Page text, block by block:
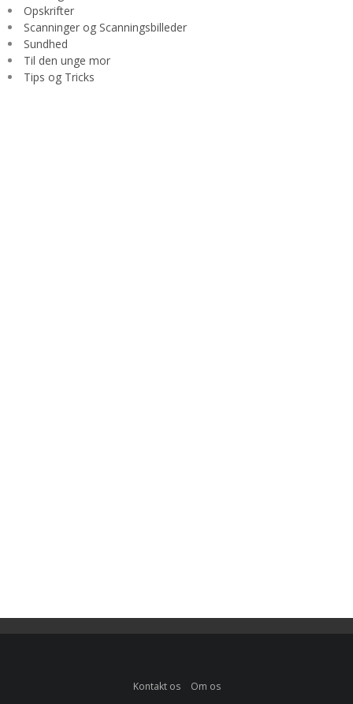
Opskrifter
Scanninger og Scanningsbilleder
Sundhed
Til den unge mor
Tips og Tricks
Kontakt os Om os